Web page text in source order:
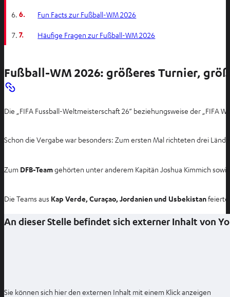
6. Fun Facts zur Fußball-WM 2026
7. Häufige Fragen zur Fußball-WM 2026
Fußball-WM 2026: größeres Turnier,
Die „FIFA Fussball-Weltmeisterschaft 26“ beziehungsweise der „FIFA
Schon die Vergabe war besonders: Zum ersten Mal richteten drei
Zum DFB-Teamgehörten unter anderem Kapitän Joshua Kimmich
Die Teams aus Kap Verde, Curaçao, Jordanien und Usbekistan
An dieser Stelle befindet sich externer Inhalt von
Sie können sich hier den externen Inhalt mit einem Klick anzeigen